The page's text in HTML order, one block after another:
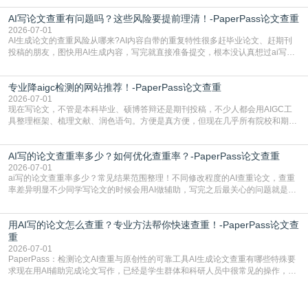
怕是已经入行的科研人员，不少人也搞不清降aigc检测是啥，对相关要求摸不
准。其实，降aigc检测是伴随AIGC工具在学术领域普及诞生的新需求，核心是为
了满足现在高校、期刊对AI生
AI写论文查重有问题吗？这些风险要提前理清！-PaperPass论文查重
2026-07-01
AI生成论文的查重风险从哪来?AI内容自带的重复特性很多赶毕业论文、赶期刊
投稿的朋友，图快用AI生成内容，写完就直接准备提交，根本没认真想过ai写论
自带不可忽视的查重风险。AI训练依赖海量公开的文本数据，生成内容本质是基
于训练数据的概率拼接，不是从零开始的原创创作。生成过程中，很容易复用已
有的高频公共表述，甚至直接拼接已经公开
专业降aigc检测的网站推荐！-PaperPass论文查重
2026-07-01
现在写论文，不管是本科毕业、硕博答辩还是期刊投稿，不少人都会用AIGC工
具整理框架、梳理文献、润色语句。方便是真方便，但现在几乎所有院校和期刊
五遍还是过不了预检测的大有人在，这时候，找到靠谱的降AIGC检测率的网
站，就能少走好多弯路。PaperPass：守护学术原创性的智能伙伴AIGC生成内
容的学术合规痛点去年帮一个本科师弟改
AI写的论文查重率多少？如何优化查重率？-PaperPass论文查重
2026-07-01
ai写的论文查重率多少？常见结果范围整理！不同修改程度的AI查重论文，查重
率差异明显不少同学写论文的时候会用AI做辅助，写完之后最关心的问题就是ai
实际情况和大家想的不太一样。AI训练依赖海量公开学术文献、网络内容，生成
内容本质是按照语义概率拼接已有内容，很容易和已发布的作品撞重复，甚至会
直接引用整段已有内容，所以查重率偏高是
用AI写的论文怎么查重？专业方法帮你快速查重！-PaperPass论文查
重
2026-07-01
PaperPass：检测论文AI查重与原创性的可靠工具AI生成论文查重有哪些特殊要
求现在用AI辅助完成论文写作，已经是学生群体和科研人员中很常见的操作，不